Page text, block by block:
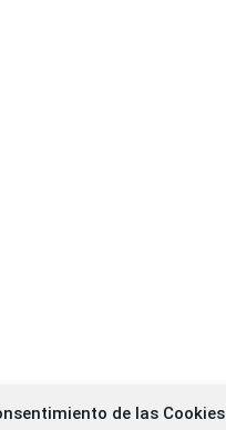
de las Cookies